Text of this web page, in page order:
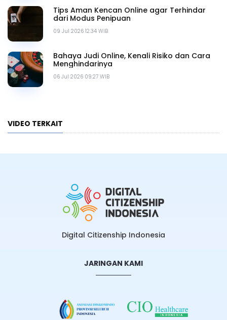
09 Jul 2026 12.34 WIB
Tips Aman Kencan Online agar Terhindar
dari Modus Penipuan
06 Jul 2026 09.27 WIB
Bahaya Judi Online, Kenali Risiko dan Cara
Menghindarinya
VIDEO TERKAIT
Digital Citizenship Indonesia
JARINGAN KAMI